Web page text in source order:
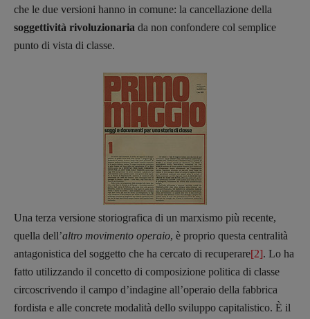
Copyright © 2018 – 2023 Pulp Magazine –
Associazione Pulp Magazine – registrazione
97943720157 –Privacy
che le due versioni hanno in comune: la cancellazione della
soggettività rivoluzionaria da non confondere col semplice
punto di vista di classe.
Una terza versione storiografica di un marxismo più recente,
quella dell’altro movimento operaio, è proprio questa centralità
antagonistica del soggetto che ha cercato di recuperare[2]. Lo ha
fatto utilizzando il concetto di composizione politica di classe
circoscrivendo il campo d’indagine all’operaio della fabbrica
fordista e alle concrete modalità dello sviluppo capitalistico. È il